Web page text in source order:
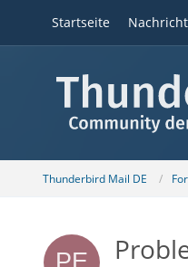
Startseite
Thunderbird Mail DE